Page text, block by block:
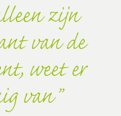
zijn
van de
weet er
van